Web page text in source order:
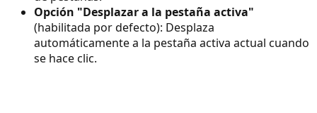
Opción "Desplazar a la pestaña activa"
(habilitada por defecto): Desplaza
automáticamente a la pestaña activa actual cuando
se hace clic.